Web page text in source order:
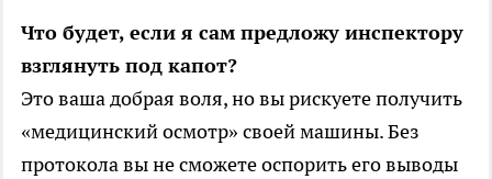
Что будет, если я сам предложу инспектору
взглянуть под капот?
Это ваша добрая воля, но вы рискуете получить
«медицинский осмотр» своей машины. Без
протокола вы не сможете оспорить его выводы